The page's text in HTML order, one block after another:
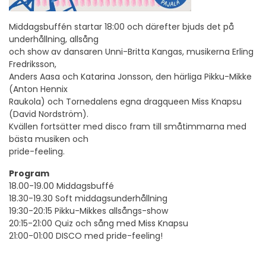
Middagsbuffén startar 18:00 och därefter bjuds det på
underhållning, allsång
och show av dansaren Unni-Britta Kangas, musikerna Erling
Fredriksson,
Anders Aasa och Katarina Jonsson, den härliga Pikku-Mikke
(Anton Hennix
Raukola) och Tornedalens egna dragqueen Miss Knapsu
(David Nordström).
Kvällen fortsätter med disco fram till småtimmarna med
bästa musiken och
pride-feeling.
Program
18.00-19.00 Middagsbuffé
18.30-19.30 Soft middagsunderhållning
19:30-20:15 Pikku-Mikkes allsångs-show
20:15-21:00 Quiz och sång med Miss Knapsu
21:00-01:00 DISCO med pride-feeling!